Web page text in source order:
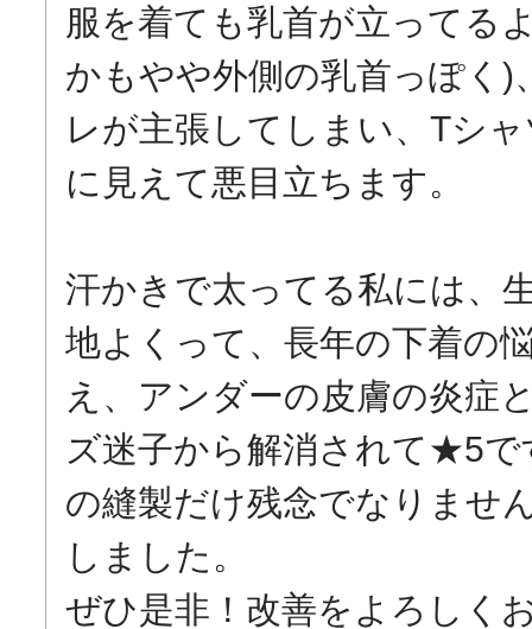
服を着ても乳首が立ってる
かもやや外側の乳首っぽく)
レが主張してしまい、Tシ
に見えて悪目立ちます。
汗かきで太ってる私には、
地よくって、長年の下着の
え、アンダーの皮膚の炎症
ズ迷子から解消されて★5
の縫製だけ残念でなりませ
しました。
ぜひ是非！改善をよろしく